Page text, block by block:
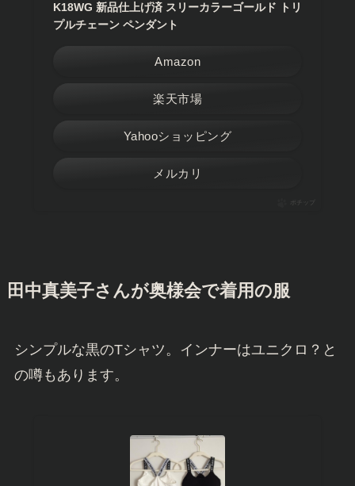
K18WG 新品仕上げ済 スリーカラーゴールド トリ
プルチェーン ペンダント
Amazon
楽天市場
Yahooショッピング
メルカリ
ポチップ
田中真美子さんが奥様会で着用の服
シンプルな黒のTシャツ。インナーはユニクロ？と
の噂もあります。